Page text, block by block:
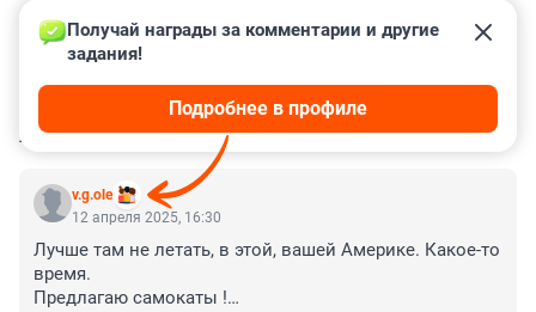
КОММЕНТАРИИ 29
v.g.ole
Получай награды за комментарии и другие
задания!
Подробнее в профиле
12 апреля 2025, 16:30
Лучше там не летать, в этой, вашей Америке. Какое-то
время.
Предлагаю самокаты !